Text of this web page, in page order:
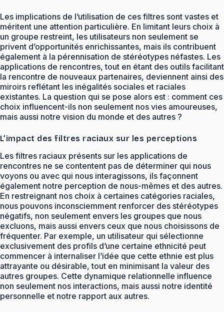
Les implications de l’utilisation de ces filtres sont vastes et
méritent une attention particulière. En limitant leurs choix à
un groupe restreint, les utilisateurs non seulement se
privent d’opportunités enrichissantes, mais ils contribuent
également à la pérennisation de stéréotypes néfastes. Les
applications de rencontres, tout en étant des outils facilitant
la rencontre de nouveaux partenaires, deviennent ainsi des
miroirs reflétant les inégalités sociales et raciales
existantes. La question qui se pose alors est : comment ces
choix influencent-ils non seulement nos vies amoureuses,
mais aussi notre vision du monde et des autres ?
L’impact des filtres raciaux sur les perceptions
Les filtres raciaux présents sur les applications de
rencontres ne se contentent pas de déterminer qui nous
voyons ou avec qui nous interagissons, ils façonnent
également notre perception de nous-mêmes et des autres.
En restreignant nos choix à certaines catégories raciales,
nous pouvons inconsciemment renforcer des stéréotypes
négatifs, non seulement envers les groupes que nous
excluons, mais aussi envers ceux que nous choisissons de
fréquenter. Par exemple, un utilisateur qui sélectionne
exclusivement des profils d’une certaine ethnicité peut
commencer à internaliser l’idée que cette ethnie est plus
attrayante ou désirable, tout en minimisant la valeur des
autres groupes. Cette dynamique relationnelle influence
non seulement nos interactions, mais aussi notre identité
personnelle et notre rapport aux autres.